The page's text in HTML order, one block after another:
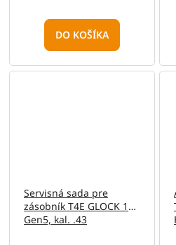
DO KOŠÍKA
Servisná sada pre
zásobník T4E GLOCK 17
Gen5, kal. .43